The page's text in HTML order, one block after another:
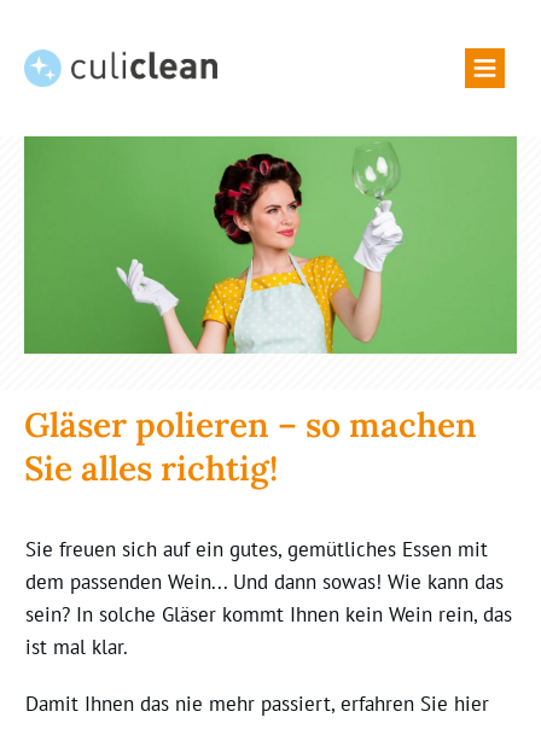
Gläser polieren – so machen
Sie alles richtig!
Sie freuen sich auf ein gutes, gemütliches Essen mit
dem passenden Wein... Und dann sowas! Wie kann das
sein? In solche Gläser kommt Ihnen kein Wein rein, das
ist mal klar.
Damit Ihnen das nie mehr passiert, erfahren Sie hier